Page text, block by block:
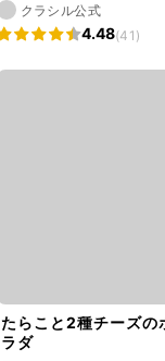
クラシル公式
4.48(41)
たらこと2種チーズの
ラダ